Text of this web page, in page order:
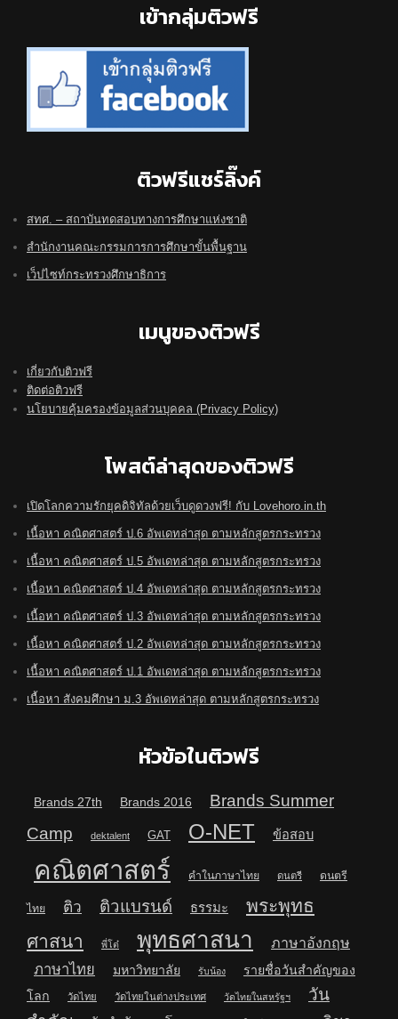
เข้ากลุ่มติวฟรี
ติวฟรีแชร์ลิ๊งค์
สทศ. – สถาบันทดสอบทางการศึกษาแห่งชาติ
สำนักงานคณะกรรมการการศึกษาขั้นพื้นฐาน
เว็ปไซท์กระทรวงศึกษาธิการ
เมนูของติวฟรี
เกี่ยวกับติวฟรี
ติดต่อติวฟรี
นโยบายคุ้มครองข้อมูลส่วนบุคคล (Privacy Policy)
โพสต์ล่าสุดของติวฟรี
เปิดโลกความรักยุคดิจิทัลด้วยเว็บดูดวงฟรี! กับ Lovehoro.in.th
เนื้อหา คณิตศาสตร์ ป.6 อัพเดทล่าสุด ตามหลักสูตรกระทรวง
เนื้อหา คณิตศาสตร์ ป.5 อัพเดทล่าสุด ตามหลักสูตรกระทรวง
เนื้อหา คณิตศาสตร์ ป.4 อัพเดทล่าสุด ตามหลักสูตรกระทรวง
เนื้อหา คณิตศาสตร์ ป.3 อัพเดทล่าสุด ตามหลักสูตรกระทรวง
เนื้อหา คณิตศาสตร์ ป.2 อัพเดทล่าสุด ตามหลักสูตรกระทรวง
เนื้อหา คณิตศาสตร์ ป.1 อัพเดทล่าสุด ตามหลักสูตรกระทรวง
เนื้อหา สังคมศึกษา ม.3 อัพเดทล่าสุด ตามหลักสูตรกระทรวง
หัวข้อในติวฟรี
Brands 27th Brands 2016
Brands Summer
Camp
dektalent GAT O-NET ข้อสอบ
คณิตศาสตร์ คำในภาษาไทย ดนตรี ดนตรี
ไทย ติว ติวแบรนด์ ธรรมะ
พระพุทธ
ศาสนา
พี่โต๋ พุทธศาสนา ภาษาอังกฤษ
ภาษาไทย มหาวิทยาลัย รับน้อง
รายชื่อวันสำคัญของ
โลก
วัดไทย วัดไทยในต่างประเทศ วัดไทยในสหรัฐฯ
วัน